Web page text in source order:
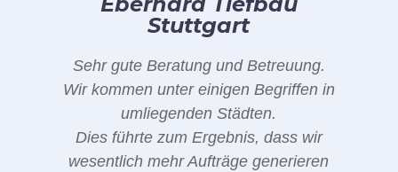
Stuttgart
Sehr gute Beratung und Betreuung.
Wir kommen unter einigen Begriffen in
umliegenden Städten.
Dies führte zum Ergebnis, dass wir
wesentlich mehr Aufträge generieren